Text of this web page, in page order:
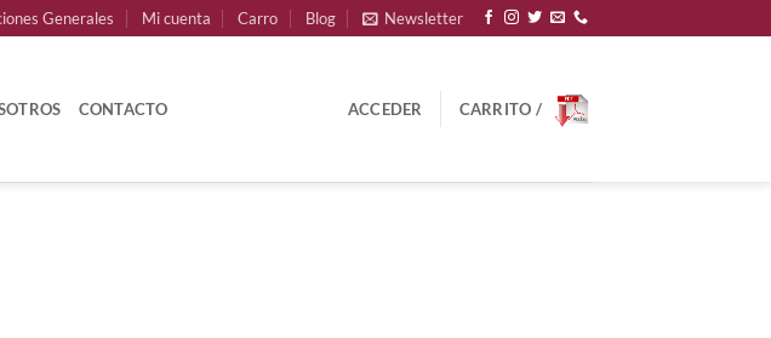
Generales Mi cuenta Carro Blog Newsletter
CONTACTO ACCEDER CARRITO /